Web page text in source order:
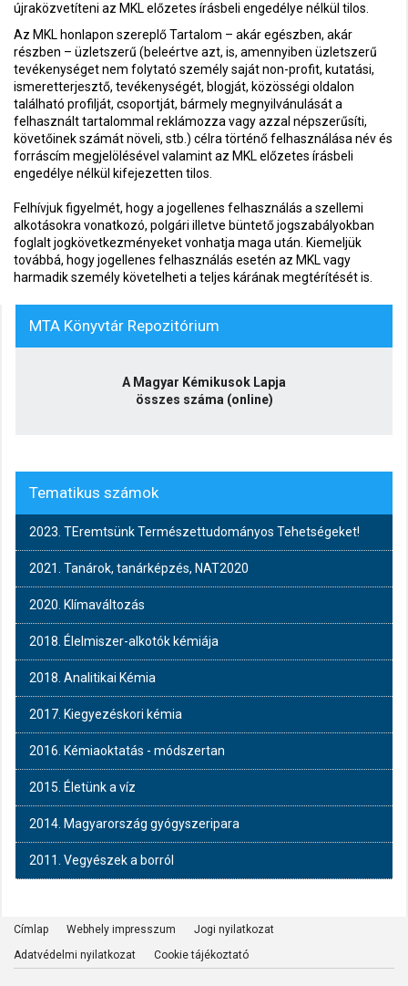
újraközvetíteni az MKL előzetes írásbeli engedélye nélkül tilos.
Az MKL honlapon szereplő Tartalom – akár egészben, akár
részben – üzletszerű (beleértve azt, is, amennyiben üzletszerű
tevékenységet nem folytató személy saját non-profit, kutatási,
ismeretterjesztő, tevékenységét, blogját, közösségi oldalon
található profilját, csoportját, bármely megnyilvánulását a
felhasznált tartalommal reklámozza vagy azzal népszerűsíti,
követőinek számát növeli, stb.) célra történő felhasználása név és
forráscím megjelölésével valamint az MKL előzetes írásbeli
engedélye nélkül kifejezetten tilos.
Felhívjuk figyelmét, hogy a jogellenes felhasználás a szellemi
alkotásokra vonatkozó, polgári illetve büntető jogszabályokban
foglalt jogkövetkezményeket vonhatja maga után. Kiemeljük
továbbá, hogy jogellenes felhasználás esetén az MKL vagy
harmadik személy követelheti a teljes kárának megtérítését is.
MTA Könyvtár Repozitórium
A Magyar Kémikusok Lapja
összes száma (online)
Tematikus számok
2023. TEremtsünk Természettudományos Tehetségeket!
2021. Tanárok, tanárképzés, NAT2020
2020. Klímaváltozás
2018. Élelmiszer-alkotók kémiája
2018. Analitikai Kémia
2017. Kiegyezéskori kémia
2016. Kémiaoktatás - módszertan
2015. Életünk a víz
2014. Magyarország gyógyszeripara
2011. Vegyészek a borról
Címlap Webhely impresszum
Jogi nyilatkozat
Adatvédelmi nyilatkozat
Cookie tájékoztató